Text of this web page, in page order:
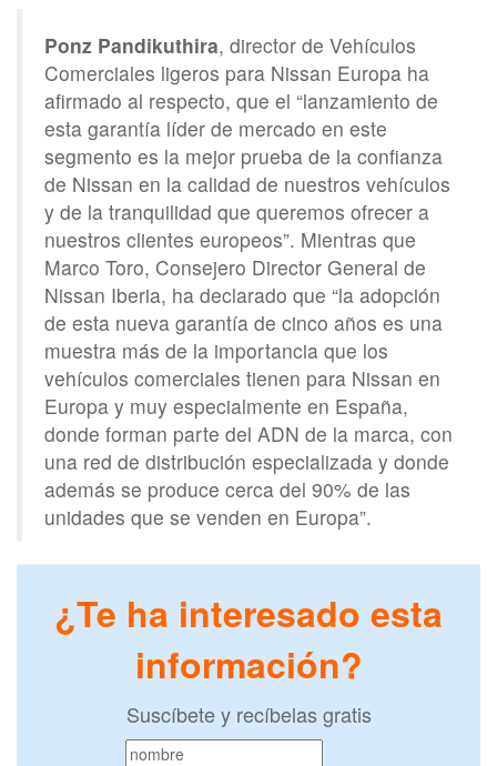
Ponz Pandikuthira, director de Vehículos
Comerciales ligeros para Nissan Europa ha
afirmado al respecto, que el “lanzamiento de
esta garantía líder de mercado en este
segmento es la mejor prueba de la confianza
de Nissan en la calidad de nuestros vehículos
y de la tranquilidad que queremos ofrecer a
nuestros clientes europeos”. Mientras que
Marco Toro, Consejero Director General de
Nissan Iberia, ha declarado que “la adopción
de esta nueva garantía de cinco años es una
muestra más de la importancia que los
vehículos comerciales tienen para Nissan en
Europa y muy especialmente en España,
donde forman parte del ADN de la marca, con
una red de distribución especializada y donde
además se produce cerca del 90% de las
unidades que se venden en Europa”.
¿Te ha interesado esta
información?
Suscíbete y recíbelas gratis